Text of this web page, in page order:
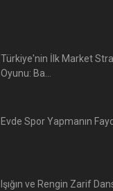
Türkiye'nin İlk Market
Oyunu: Ba...
Evde Spor Yapmanın
Işığın ve Rengin Zarif